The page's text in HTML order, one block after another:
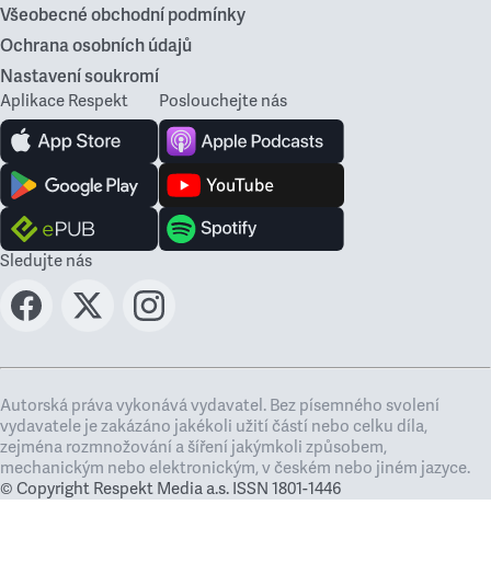
Všeobecné obchodní podmínky
Ochrana osobních údajů
Nastavení soukromí
Aplikace Respekt Poslouchejte nás
Sledujte nás
Autorská práva vykonává vydavatel. Bez písemného svolení
vydavatele je zakázáno jakékoli užití částí nebo celku díla,
zejména rozmnožování a šíření jakýmkoli způsobem,
mechanickým nebo elektronickým, v českém nebo jiném jazyce.
© Copyright Respekt Media a.s. ISSN 1801-1446